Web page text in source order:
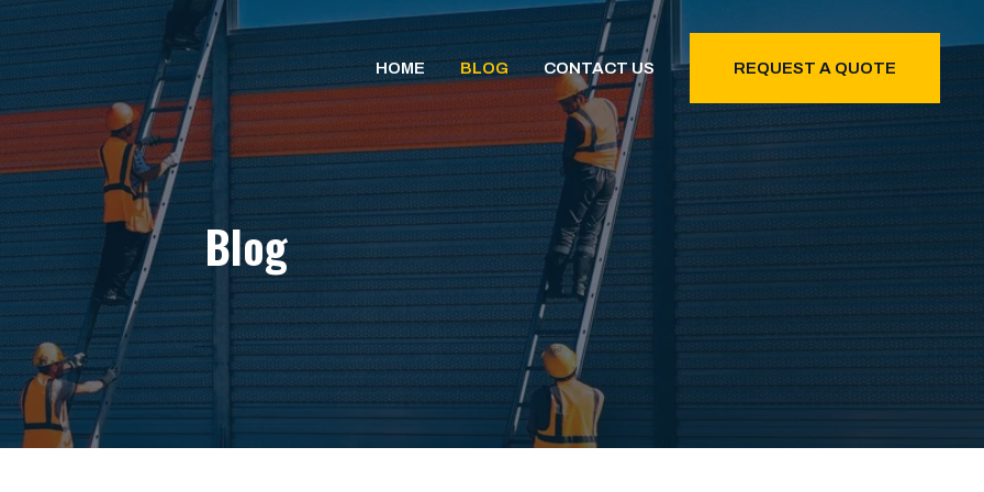
HOME BLOG CONTACT US REQUEST A QUOTE
Blog